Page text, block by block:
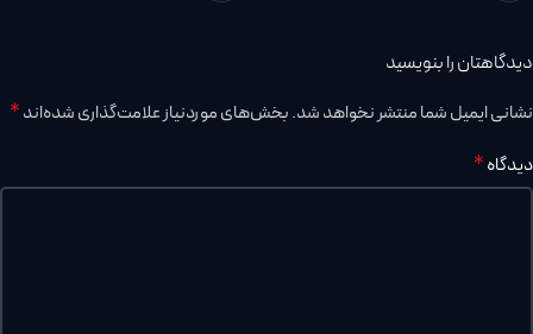
دیدگاهتان را بنویسید
نشانی ایمیل شما منتشر نخواهد شد.بخش‌های موردنیاز علامت‌گذاری شده‌اند*
دیدگاه*